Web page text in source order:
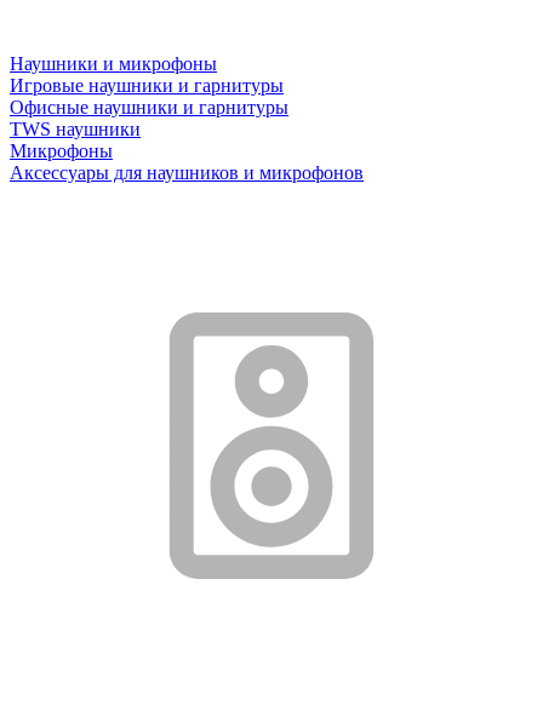
Наушники и микрофоны
Игровые наушники и гарнитуры
Офисные наушники и гарнитуры
TWS наушники
Микрофоны
Аксессуары для наушников и микрофонов